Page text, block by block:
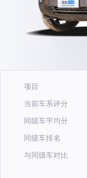
项目
当前车系评分
同级车平均分
同级车排名
与同级车对比